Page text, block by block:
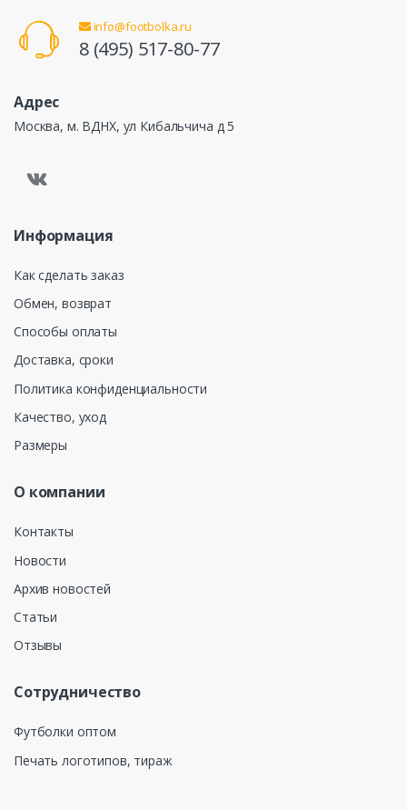
info@footbolka.ru
8 (495) 517-80-77
Адрес
Москва, м. ВДНХ, ул Кибальчича д 5
Информация
Как сделать заказ
Обмен, возврат
Способы оплаты
Доставка, сроки
Политика конфиденциальности
Качество, уход
Размеры
О компании
Контакты
Новости
Архив новостей
Статьи
Отзывы
Сотрудничество
Футболки оптом
Печать логотипов, тираж